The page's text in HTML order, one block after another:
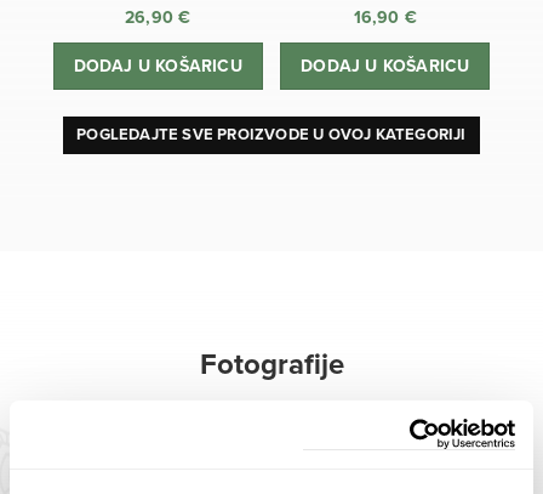
26,90€
DODAJ U KOŠARICU
16,90 €
DODAJ U KOŠARICU
POGLEDAJTE SVE PROIZVODE U OVOJ KATEGORIJI
Fotografije